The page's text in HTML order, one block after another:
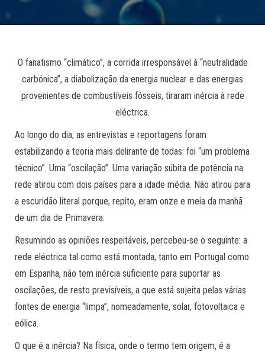
O fanatismo “climático”, a corrida irresponsável à “neutralidade
carbónica”, a diabolização da energia nuclear e das energias
provenientes de combustíveis fósseis, tiraram inércia à rede
eléctrica.
Ao longo do dia, as entrevistas e reportagens foram
estabilizando a teoria mais delirante de todas: foi “um problema
técnico”. Uma “oscilação”. Uma variação súbita de potência na
rede atirou com dois países para a idade média. Não atirou para
a escuridão literal porque, repito, eram onze e meia da manhã
de um dia de Primavera.
Resumindo as opiniões respeitáveis, percebeu-se o seguinte: a
rede eléctrica tal como está montada, tanto em Portugal como
em Espanha, não tem inércia suficiente para suportar as
oscilações, de resto previsíveis, a que está sujeita pelas várias
fontes de energia “limpa”, nomeadamente, solar, fotovoltaica e
eólica.
O que é a inércia? Na física, onde o termo tem origem, é a